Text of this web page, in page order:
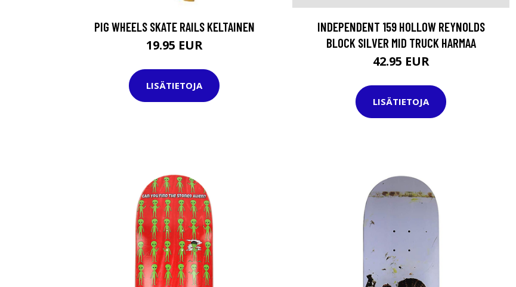
PIG WHEELS SKATE RAILS KELTAINEN
19.95 EUR
LISÄTIETOJA
INDEPENDENT 159 HOLLOW REYNOLDS
BLOCK SILVER MID TRUCK HARMAA
42.95 EUR
LISÄTIETOJA